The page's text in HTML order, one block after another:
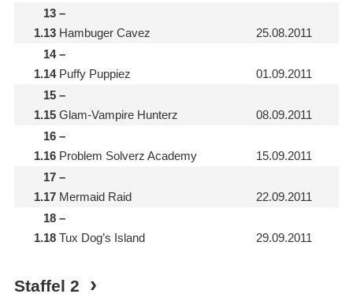
13
1.13
–
Hambuger Cavez
25.08.2011
14
1.14
–
Puffy Puppiez
01.09.2011
15
1.15
–
Glam-Vampire Hunterz
08.09.2011
16
1.16
–
Problem Solverz Academy
15.09.2011
17
1.17
–
Mermaid Raid
22.09.2011
18
1.18
–
Tux Dog’s Island
29.09.2011
Staffel 2